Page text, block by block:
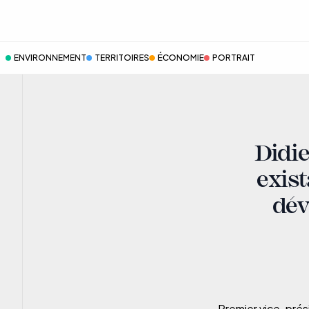
ENVIRONNEMENT TERRITOIRES ÉCONOMIE PORTRAIT